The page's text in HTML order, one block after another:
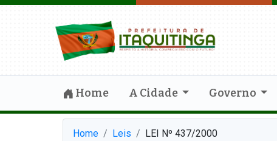
Home A Cidade Governo
Home Leis LEI Nº 437/2000